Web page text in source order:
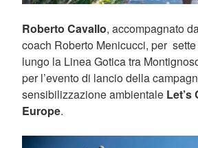
Roberto Cavallo, accompagnato
coach Roberto Menicucci, per
lungo la Linea Gotica tra
per l’evento di lancio della
sensibilizzazione ambientale Let’s
Europe.